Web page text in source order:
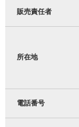
販売責任者
所在地
電話番号